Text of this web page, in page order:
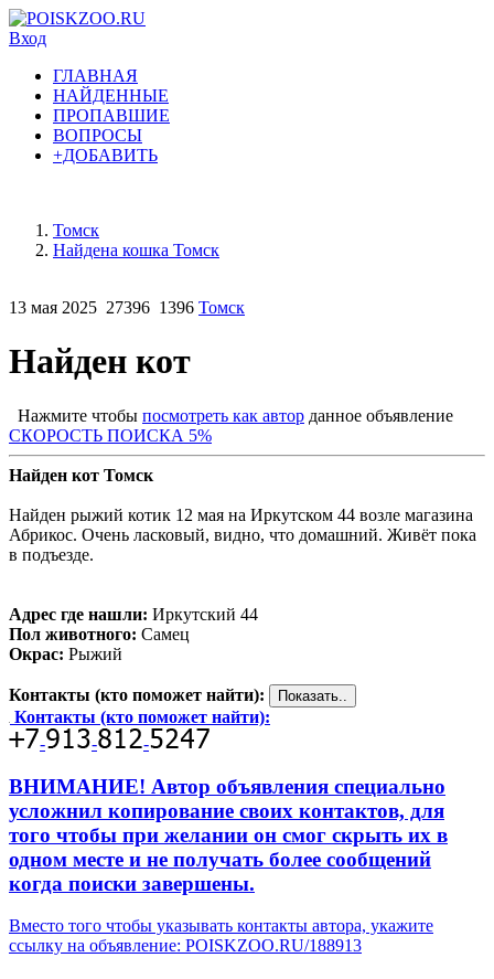
Вход
ГЛАВНАЯ
НАЙДЕННЫЕ
ПРОПАВШИЕ
ВОПРОСЫ
+ДОБАВИТЬ
Томск
Найдена кошка Томск
13 мая 2025 27396 1396 Томск
Найден кот
Нажмите чтобы посмотреть как автор данное объявление
СКОРОСТЬ ПОИСКА 5%
Найден кот Томск
Найден рыжий котик 12 мая на Иркутском 44 возле магазина
Абрикос. Очень ласковый, видно, что домашний. Живёт пока
в подъезде.
Адрес где нашли: Иркутский 44
Пол животного: Самец
Окрас: Рыжий
Контакты (кто поможет найти):
Контакты (кто поможет найти):
-
- -
ВНИМАНИЕ! Автор объявления специально
усложнил копирование своих контактов, для
того чтобы при желании он смог скрыть их в
одном месте и не получать более сообщений
когда поиски завершены.
Вместо того чтобы указывать контакты автора, укажите
ссылку на объявление: POISKZOO.RU/188913